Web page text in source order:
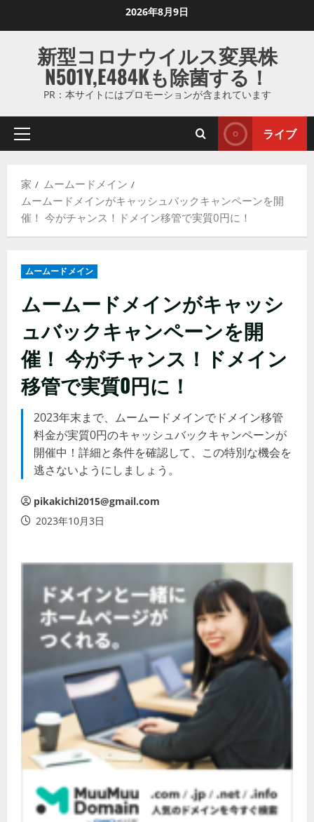
ス
ッ
2026年8月9日
新型コロナウイルス変異株
N501Y,E484Kも除菌する！
PR：本サイトにはプロモーションが含まれています
プ
マ
リ
メ
ー
ライブ
家
ムームードメイン
ムームードメインがキャッシュバックキャンペーンを開
催！ 今がチャンス！ドメイン移管で実質0円に！
ムームードメイン
ムームードメインがキャッシ
ュバックキャンペーンを開
催！ 今がチャンス！ドメイン
移管で実質0円に！
2023年末まで、ムームードメインでドメイン移管
料金が実質0円のキャッシュバックキャンペーンが
開催中！詳細と条件を確認して、この特別な機会を
逃さないようにしましょう。
pikakichi2015@gmail.com
2023年10月3日